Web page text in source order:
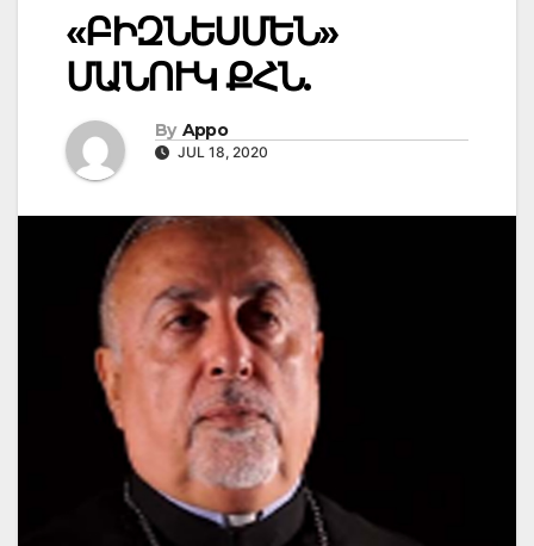
«ԲԻԶՆԵՍՄԵՆ»
ՄԱՆՈՒԿ ՔՀՆ.
By Appo
JUL 18, 2020